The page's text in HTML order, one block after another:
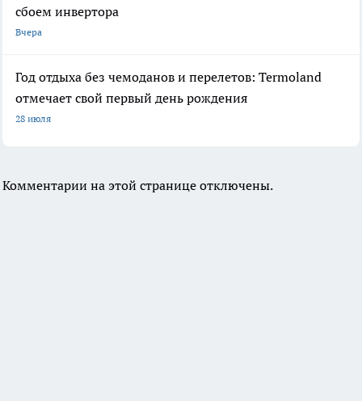
сбоем инвертора
Вчера
Год отдыха без чемоданов и перелетов: Termoland
отмечает свой первый день рождения
28 июля
Комментарии на этой странице отключены.